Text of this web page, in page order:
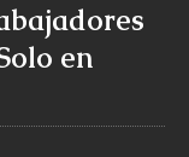
en